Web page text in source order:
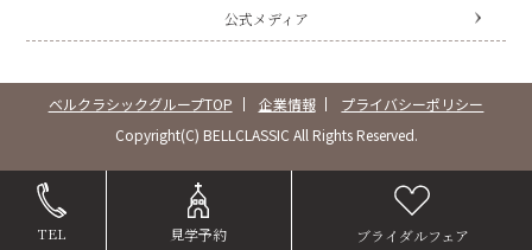
公式メディア
ベルクラシックグループTOP 企業情報
プライバシーポリシー
Copyright(C) BELLCLASSIC All Rights Reserved.
TEL 見学予約 ブライダルフェア